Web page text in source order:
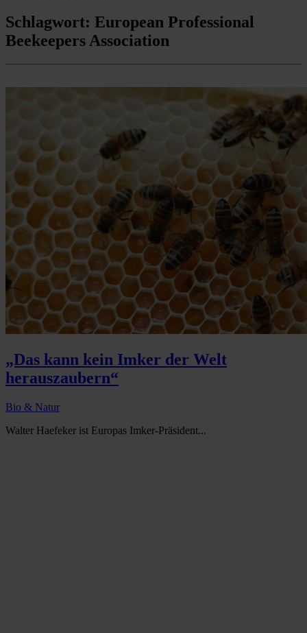
Schlagwort: European Professional
Beekeepers Association
„Das kann kein Imker der Welt
herauszaubern“
Bio & Natur
Walter Haefeker ist Europas Imker-Präsident...